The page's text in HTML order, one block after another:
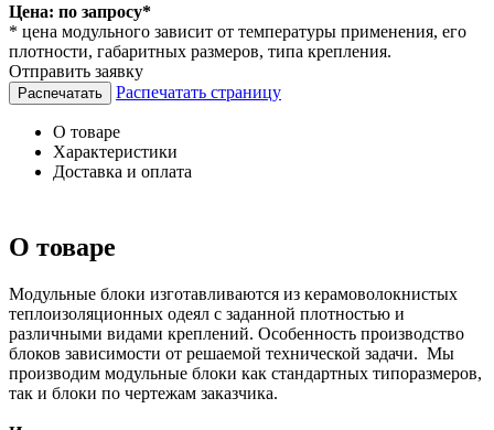
Цена: по запросу*
* цена модульного зависит от температуры применения, его
плотности, габаритных размеров, типа крепления.
Отправить заявку
Распечатать страницу
О товаре
Характеристики
Доставка и оплата
О товаре
Модульные блоки изготавливаются из керамоволокнистых
теплоизоляционных одеял с заданной плотностью и
различными видами креплений. Особенность производство
блоков зависимости от решаемой технической задачи. Мы
производим модульные блоки как стандартных типоразмеров,
так и блоки по чертежам заказчика.